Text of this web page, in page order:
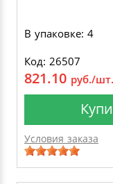
В упаковке: 4
Код: 26507
821.10 руб./шт.
Условия заказа